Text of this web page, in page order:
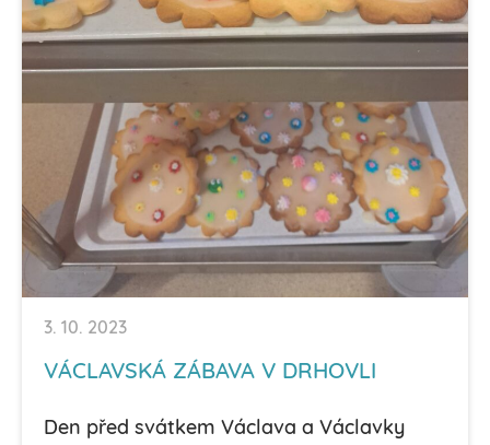
3. 10. 2023
VÁCLAVSKÁ ZÁBAVA V DRHOVLI
Den před svátkem Václava a Václavky